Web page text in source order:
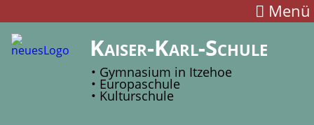
Menü
Kaiser-Karl-Schule
• Gymnasium in Itzehoe
• Europaschule
• Kulturschule